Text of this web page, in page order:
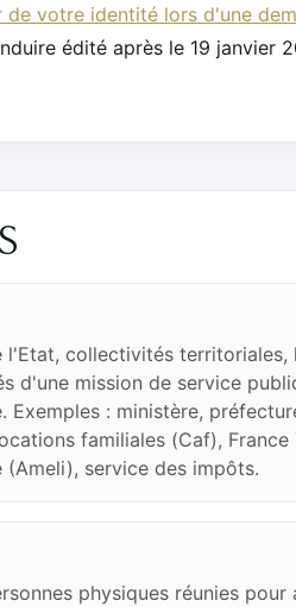
de votre identité lors d'une
édité après le 19 janvier
l'Etat, collectivités
d'une mission de service
Exemples : ministère,
familiales (Caf),
(Ameli), service des impôts.
physiques réunies